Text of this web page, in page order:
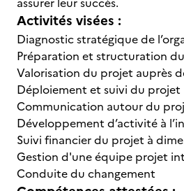
Activités visées :
Diagnostic stratégique de
Préparation et structuration
Valorisation du projet auprès
Déploiement et suivi du projet
Communication autour du
Développement d’activité à
Suivi financier du projet à
Gestion d'une équipe projet
Conduite du changement